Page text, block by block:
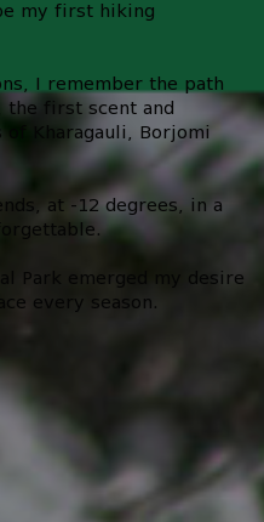
my first hiking
I remember the path
the first scent and
of Kharagauli, Borjomi
at -12 degrees, in a
Park emerged my desire
every season.